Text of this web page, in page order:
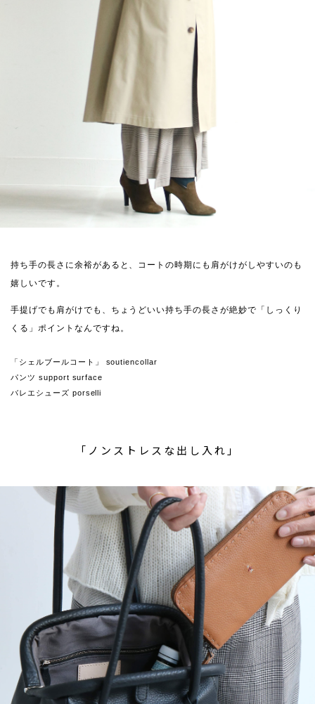
持ち手の長さに余裕があると、コートの時期にも肩がけがしやすいのも
嬉しいです。
手提げでも肩がけでも、ちょうどいい持ち手の長さが絶妙で「しっくり
くる」ポイントなんですね。
「シェルブールコート」 soutiencollar
パンツ support surface
バレエシューズ porselli
「ノンストレスな出し入れ」